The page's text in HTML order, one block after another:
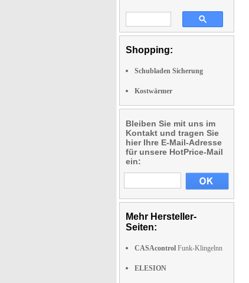
Shopping:
Schubladen Sicherung
Kostwärmer
Bleiben Sie mit uns im
Kontakt und tragen Sie
hier Ihre E-Mail-Adresse
für unsere HotPrice-Mail
ein:
Mehr Hersteller-
Seiten:
CASAcontrol Funk-Klingelnn
ELESION